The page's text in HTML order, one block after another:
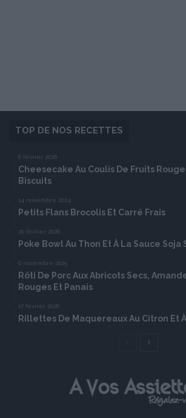
TOP DE NOS RECETTES
6 février 2026
Cheesecake Au Coulis De Fruits
Biscuits
14 novembre 2024
Petits Flans Brocolis Et Carré Frais
20 février 2026
Poke Bowl Au Thon Et À La Sauce Soja
6 novembre 2025
Rôti De Porc Aux Abricots Secs,
Rouges Et Panais
17 février 2026
Rillettes De Maquereaux Au Citron Et À
Page